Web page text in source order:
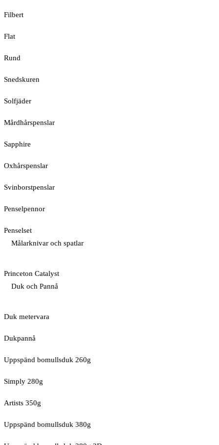
Filbert
Flat
Rund
Snedskuren
Solfjäder
Mårdhårspenslar
Sapphire
Oxhårspenslar
Svinborstpenslar
Penselpennor
Penselset
Målarknivar och spatlar
Princeton Catalyst
Duk och Pannå
Duk metervara
Dukpannå
Uppspänd bomullsduk 260g
Simply 280g
Artists 350g
Uppspänd bomullsduk 380g